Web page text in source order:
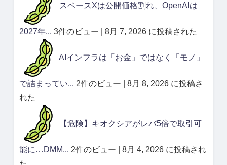
スペースXは公開価格割れ、OpenAIは
2027年... 3件のビュー 8月 7, 2026 に投稿された
AIインフラは「お金」ではなく「モノ」
で詰まってい... 2件のビュー
8月 8, 2026 に投稿さ
れた
【危険】キオクシアがレバ5倍で取引可
能に…DMM... 2件のビュー
8月 4, 2026 に投稿され